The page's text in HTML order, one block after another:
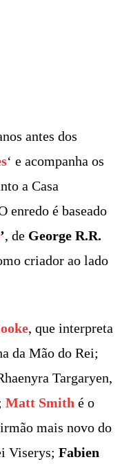
antes dos
‘ e acompanha os
a Casa
enredo é baseado
’, de George R.R.
criador ao lado
, que interpreta
da Mão do Rei;
Targaryen,
Matt Smith é o
mais novo do
Viserys; Fabien